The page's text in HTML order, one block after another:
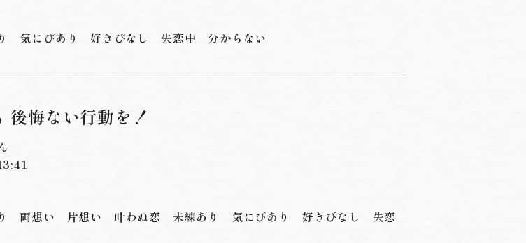
気にぴあり 好きぴなし 失恋中 分からない
後悔ない行動を！
両想い 片想い 叶わぬ恋 未練あり 気にぴあり 好きぴなし
失恋